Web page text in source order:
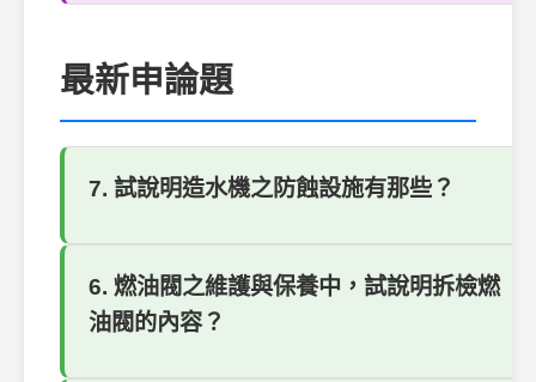
最新申論題
7. 試說明造水機之防蝕設施有那些？
6. 燃油閥之維護與保養中，試說明拆檢燃
油閥的內容？